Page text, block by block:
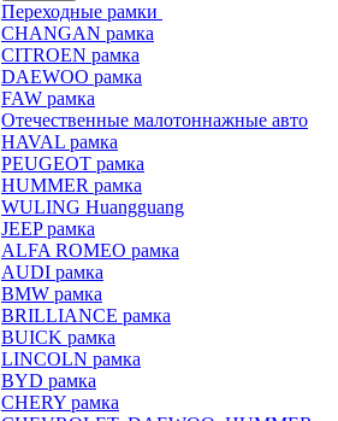
Переходные рамки
CHANGAN рамка
CITROEN рамка
DAEWOO рамка
FAW рамка
Отечественные малотоннажные авто
HAVAL рамка
PEUGEOT рамка
HUMMER рамка
WULING Huangguang
JEEP рамка
ALFA ROMEO рамка
AUDI рамка
BMW рамка
BRILLIANCE рамка
BUICK рамка
LINCOLN рамка
BYD рамка
CHERY рамка